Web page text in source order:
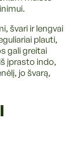
švari ir lengvai
plauti,
gali greitai
įprasto indo,
jo švarą,